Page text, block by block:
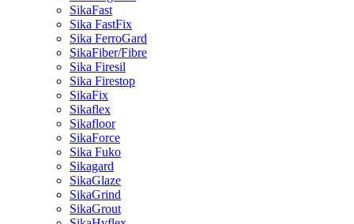
SikaFast
Sika FastFix
Sika FerroGard
SikaFiber/Fibre
Sika Firesil
Sika Firestop
SikaFix
Sikaflex
Sikafloor
SikaForce
Sika Fuko
Sikagard
SikaGlaze
SikaGrind
SikaGrout